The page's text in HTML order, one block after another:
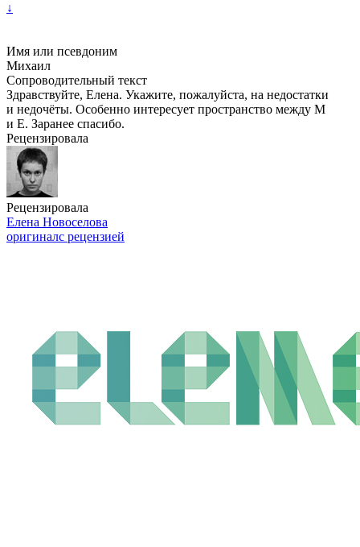
↓
Имя или псевдоним
Михаил
Сопроводительный текст
Здравствуйте, Елена. Укажите, пожалуйста, на недостатки
и недочёты. Особенно интересует пространство между M
и E. Заранее спасибо.
Рецензировала
Рецензировала
Елена Новоселова
оригиналс рецензией